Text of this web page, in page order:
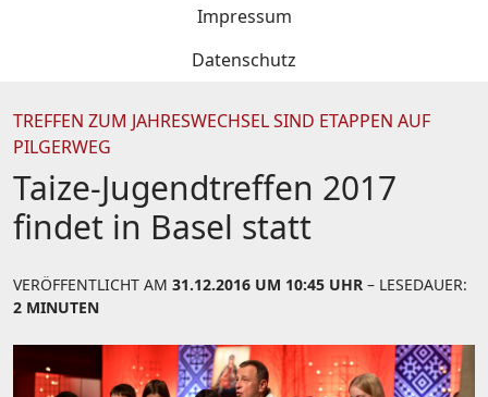
Impressum
Datenschutz
TREFFEN ZUM JAHRESWECHSEL SIND ETAPPEN AUF
PILGERWEG
Taize-Jugendtreffen 2017
findet in Basel statt
VERÖFFENTLICHT AM 31.12.2016 UM 10:45 UHR – LESEDAUER:
2 MINUTEN